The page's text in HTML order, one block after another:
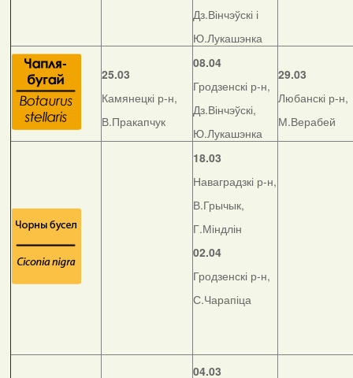
Дз.Вінчэўскі і
Ю.Лукашэнка
25.03
Камянецкі р-н,
В.Пракапчук
08.04
Гродзенскі р-н,
Дз.Вінчэўскі,
Ю.Лукашэнка
29.03
Любанскі р-н,
М.Верабей
18.03
Наваградзкі р-н,
В.Грычык,
Г.Міндлін
02.04
Гродзенскі р-н,
С.Чарапіца
04.03